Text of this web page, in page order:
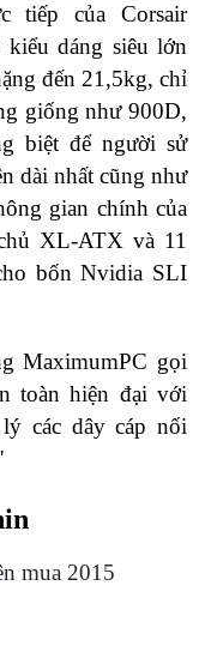
tiếp của Corsair
kiểu dáng siêu lớn
đến 21,5kg, chỉ
giống như 900D,
biệt để người sử
dài nhất cũng như
gian chính của
XL-ATX và 11
bốn Nvidia SLI
MaximumPC gọi
toàn hiện đại với
các dây cáp nối